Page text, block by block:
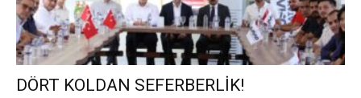
DÖRT KOLDAN SEFERBERLİK!